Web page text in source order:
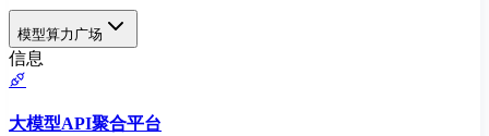
模型算力广场
信息
大模型API聚合平台